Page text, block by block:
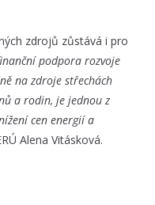
zdrojů zůstává i pro
podpora rozvoje
na zdroje střechách
a rodin, je jednou z
cen energií a
Alena Vitásková.